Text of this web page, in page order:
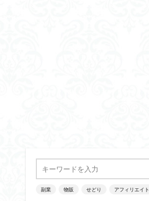
副業 物販 せどり アフィリエイト